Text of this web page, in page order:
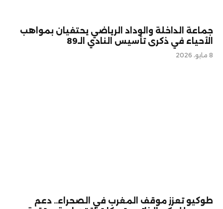
جماعة الداخلة والوداد الرياضي يحتفيان بمواهب
الأحياء في ذكرى تأسيس النادي الـ89
8 مايو، 2026
طوكيو تعزز موقف المغرب في الصحراء.. دعم